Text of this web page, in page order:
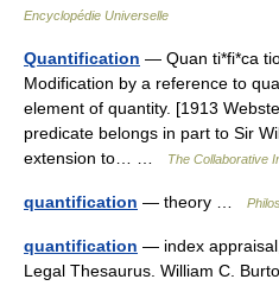
Encyclopédie Universelle
Quantification — Quan ti*fi*ca
Modification by a reference to
element of quantity. [1913
predicate belongs in part to Sir
extension to… …
The Collaborative
quantification — theory …
quantification — index
Legal Thesaurus. William C.